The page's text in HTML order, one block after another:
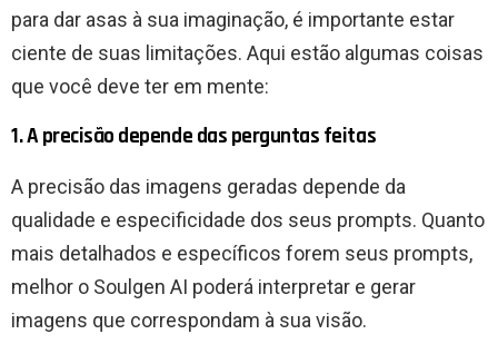
para dar asas à sua imaginação, é importante estar
ciente de suas limitações. Aqui estão algumas coisas
que você deve ter em mente:
1. A precisão depende das perguntas feitas
A precisão das imagens geradas depende da
qualidade e especificidade dos seus prompts. Quanto
mais detalhados e específicos forem seus prompts,
melhor o Soulgen AI poderá interpretar e gerar
imagens que correspondam à sua visão.